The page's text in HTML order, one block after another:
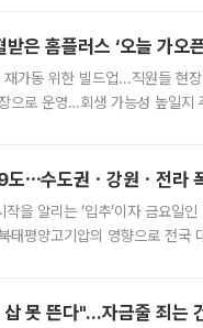
은 홈플러스 ‘오늘 가오
가동 위한 빌드업...직원들 현
으로 운영…회생 가능성 높일
도⋯수도권ㆍ강원ㆍ전라
작을 알리는 ‘입추’이자 금요일
태평양고기압의 영향으로 전
삽 못 뜬다"…자금줄 죄는